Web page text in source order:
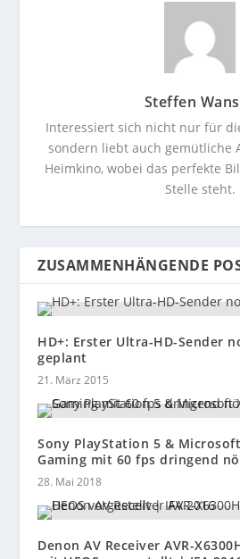
Steffen
Interessiert sich nicht nur für
sondern liebt auch gemütliche
Heimkino, wobei das perfekte
Stelle steht.
ZUSAMMENHÄNGENDE
HD+: Erster Ultra-HD-Sender
geplant
21. März 2015
Sony PlayStation 5 &
Gaming mit 60 fps dringend
28. Mai 2018
Denon AV Receiver AVR-